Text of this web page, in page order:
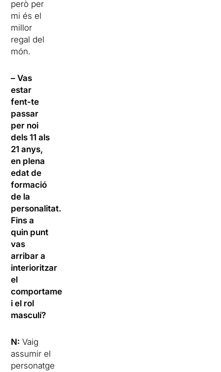
però per
mi és el
millor
regal del
món.
– Vas
estar
fent-te
passar
per noi
dels 11 als
21 anys,
en plena
edat de
formació
de la
personalitat.
Fins a
quin punt
vas
arribar a
interioritzar
el
comportament
i el rol
masculí?
N: Vaig
assumir el
personatge